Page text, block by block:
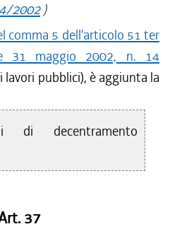
2002)
comma 5 dell'articolo 51 ter
31 maggio 2002, n. 14
lavori pubblici), è aggiunta la
di decentramento
37